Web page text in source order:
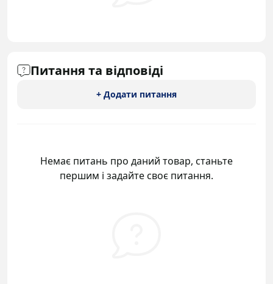
Питання та відповіді
+ Додати питання
Немає питань про даний товар, станьте
першим і задайте своє питання.